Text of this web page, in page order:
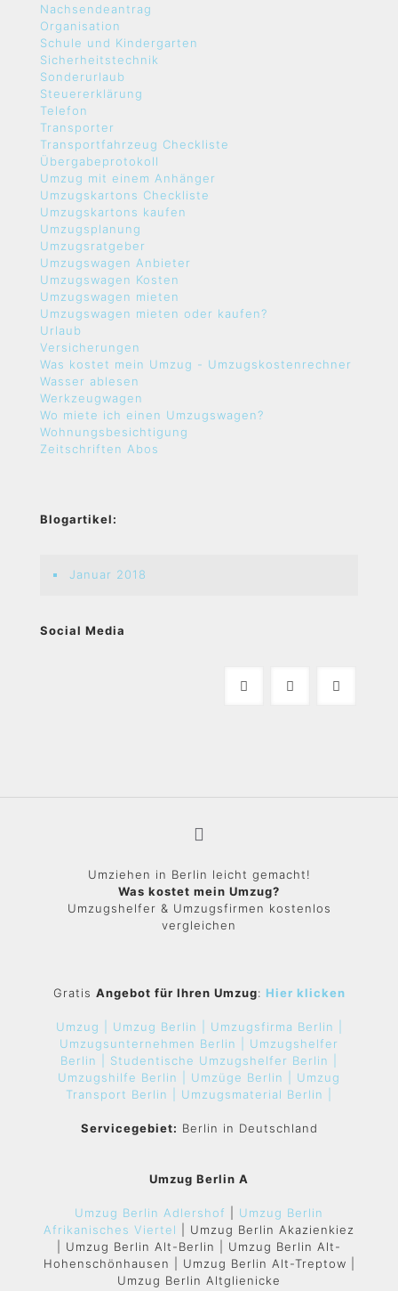
Nachsendeantrag
Organisation
Schule und Kindergarten
Sicherheitstechnik
Sonderurlaub
Steuererklärung
Telefon
Transporter
Transportfahrzeug Checkliste
Übergabeprotokoll
Umzug mit einem Anhänger
Umzugskartons Checkliste
Umzugskartons kaufen
Umzugsplanung
Umzugsratgeber
Umzugswagen Anbieter
Umzugswagen Kosten
Umzugswagen mieten
Umzugswagen mieten oder kaufen?
Urlaub
Versicherungen
Was kostet mein Umzug - Umzugskostenrechner
Wasser ablesen
Werkzeugwagen
Wo miete ich einen Umzugswagen?
Wohnungsbesichtigung
Zeitschriften Abos
Blogartikel:
Januar 2018
Social Media
Umziehen in Berlin leicht gemacht!
Was kostet mein Umzug?
Umzugshelfer & Umzugsfirmen kostenlos
vergleichen
Gratis Angebot für Ihren Umzug: Hier klicken
Umzug | Umzug Berlin |
Umzugsfirma Berlin |
Umzugsunternehmen Berlin | Umzugshelfer
Berlin | Studentische Umzugshelfer Berlin |
Umzugshilfe Berlin | Umzüge Berlin | Umzug
Transport Berlin | Umzugsmaterial Berlin |
Servicegebiet: Berlin in Deutschland
Umzug Berlin A
Umzug Berlin Adlershof
Umzug Berlin
Afrikanisches Viertel
| Umzug Berlin Akazienkiez
| Umzug Berlin Alt-Berlin | Umzug Berlin Alt-
Hohenschönhausen | Umzug Berlin Alt-Treptow |
Umzug Berlin Altglienicke